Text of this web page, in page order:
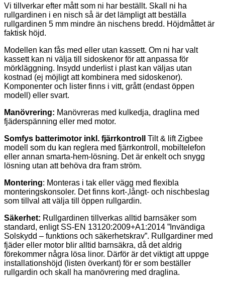
Vi tillverkar efter mått som ni har beställt. Skall ni ha
rullgardinen i en nisch så är det lämpligt att beställa
rullgardinen 5 mm mindre än nischens bredd. Höjdmåttet är
faktisk höjd.
Modellen kan fås med eller utan kassett. Om ni har valt
kassett kan ni välja till sidoskenor för att anpassa för
mörkläggning. Insydd underlist i plast kan väljas utan
kostnad (ej möjligt att kombinera med sidoskenor).
Komponenter och lister finns i vitt, grått (endast öppen
modell) eller svart.
Manövrering: Manövreras med kulkedja, draglina med
fjäderspänning eller med motor.
Somfys batterimotor inkl. fjärrkontroll
Tilt & lift Zigbee
modell som du kan reglera med fjärrkontroll, mobiltelefon
eller annan smarta-hem-lösning. Det är enkelt och snygg
lösning utan att behöva dra fram ström.
Montering: Monteras i tak eller vägg med flexibla
monteringskonsoler. Det finns kort-,långt- och nischbeslag
som tillval att välja till öppen rullgardin.
Säkerhet: Rullgardinen tillverkas alltid barnsäker som
standard, enligt SS-EN 13120:2009+A1:2014 ”Invändiga
Solskydd – funktions och säkerhetskrav”. Rullgardiner med
fjäder eller motor blir alltid barnsäkra, då det aldrig
förekommer några lösa linor. Därför är det viktigt att uppge
installationshöjd (listen överkant) för er som beställer
rullgardin och skall ha manövrering med draglina.